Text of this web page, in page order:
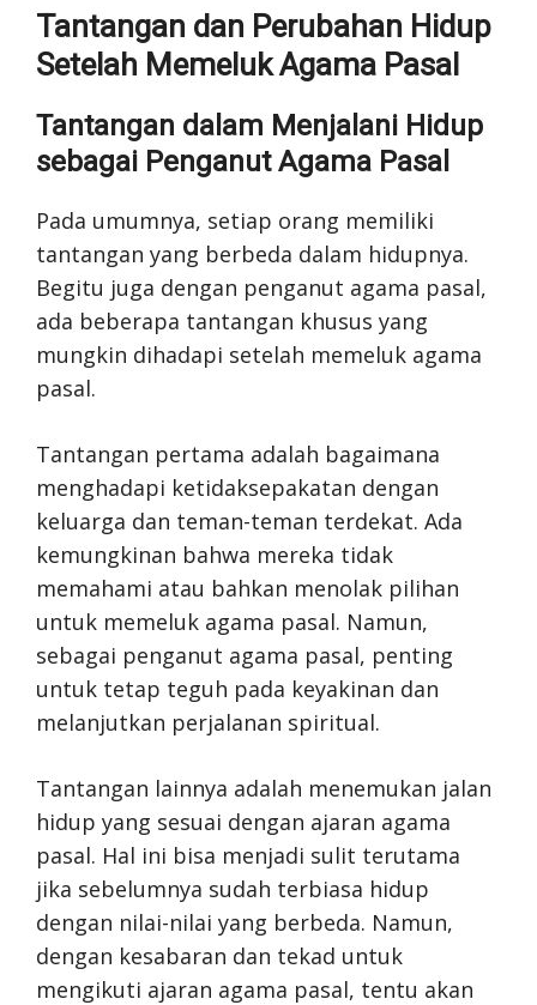
Tantangan dan Perubahan Hidup
Setelah Memeluk Agama Pasal
Tantangan dalam Menjalani Hidup
sebagai Penganut Agama Pasal
Pada umumnya, setiap orang memiliki
tantangan yang berbeda dalam hidupnya.
Begitu juga dengan penganut agama pasal,
ada beberapa tantangan khusus yang
mungkin dihadapi setelah memeluk agama
pasal.
Tantangan pertama adalah bagaimana
menghadapi ketidaksepakatan dengan
keluarga dan teman-teman terdekat. Ada
kemungkinan bahwa mereka tidak
memahami atau bahkan menolak pilihan
untuk memeluk agama pasal. Namun,
sebagai penganut agama pasal, penting
untuk tetap teguh pada keyakinan dan
melanjutkan perjalanan spiritual.
Tantangan lainnya adalah menemukan jalan
hidup yang sesuai dengan ajaran agama
pasal. Hal ini bisa menjadi sulit terutama
jika sebelumnya sudah terbiasa hidup
dengan nilai-nilai yang berbeda. Namun,
dengan kesabaran dan tekad untuk
mengikuti ajaran agama pasal, tentu akan